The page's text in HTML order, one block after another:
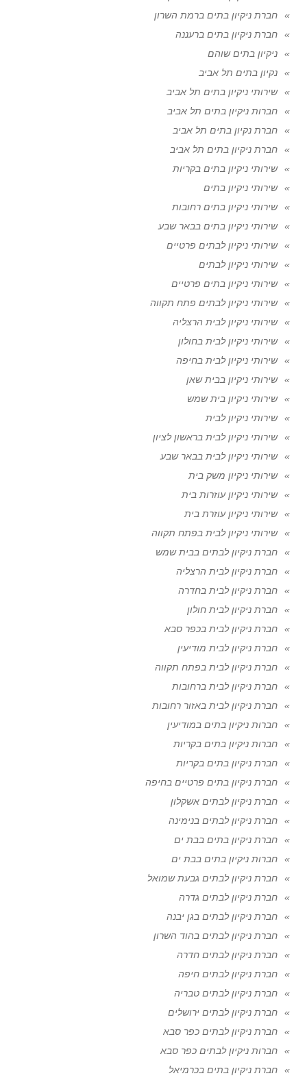
חברת ניקיון בתים ברמת השרון
חברת ניקיון בתים ברעננה
ניקיון בתים שוהם
נקיון בתים תל אביב
שירותי ניקיון בתים תל אביב
חברות ניקיון בתים תל אביב
חברת נקיון בתים תל אביב
חברת ניקיון בתים תל אביב
שירותי ניקיון בתים בקריות
שירותי ניקיון בתים
שירותי ניקיון בתים רחובות
שירותי ניקיון בתים בבאר שבע
שירותי ניקיון לבתים פרטיים
שירותי ניקיון לבתים
שירותי ניקיון בתים פרטיים
שירותי ניקיון לבתים פתח תקווה
שירותי ניקיון לבית הרצליה
שירותי ניקיון לבית בחולון
שירותי ניקיון לבית בחיפה
שירותי ניקיון בבית שאן
שירותי ניקיון בית שמש
שירותי ניקיון לבית
שירותי ניקיון לבית בראשון לציון
שירותי ניקיון לבית בבאר שבע
שירותי ניקיון משק בית
שירותי ניקיון עוזרות בית
שירותי ניקיון עוזרת בית
שירותי ניקיון לבית בפתח תקווה
חברת ניקיון לבתים בבית שמש
חברת ניקיון לבית הרצליה
חברת ניקיון לבית בחדרה
חברת ניקיון לבית חולון
חברת ניקיון לבית בכפר סבא
חברת ניקיון לבית מודיעין
חברת ניקיון לבית בפתח תקווה
חברת ניקיון לבית ברחובות
חברת ניקיון לבית באזור רחובות
חברות ניקיון בתים במודיעין
חברות ניקיון בתים בקריות
חברת ניקיון בתים בקריות
חברת ניקיון בתים פרטיים בחיפה
חברת ניקיון לבתים אשקלון
חברת ניקיון לבתים בנימינה
חברת ניקיון בתים בבת ים
חברות ניקיון בתים בבת ים
חברת ניקיון לבתים גבעת שמואל
חברת ניקיון לבתים גדרה
חברת ניקיון לבתים בגן יבנה
חברת ניקיון לבתים בהוד השרון
חברת ניקיון לבתים חדרה
חברת ניקיון לבתים חיפה
חברת ניקיון לבתים טבריה
חברת ניקיון לבתים ירושלים
חברת ניקיון לבתים כפר סבא
חברות ניקיון לבתים כפר סבא
חברת ניקיון בתים בכרמיאל